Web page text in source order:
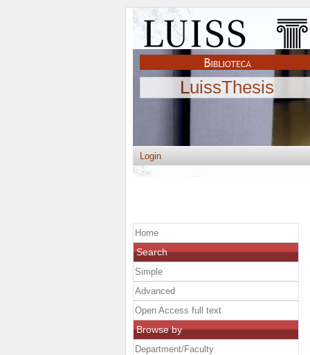
LuissThesis
Login
Home
Search
Simple
Advanced
Open Access full text
Browse by
Department/Faculty